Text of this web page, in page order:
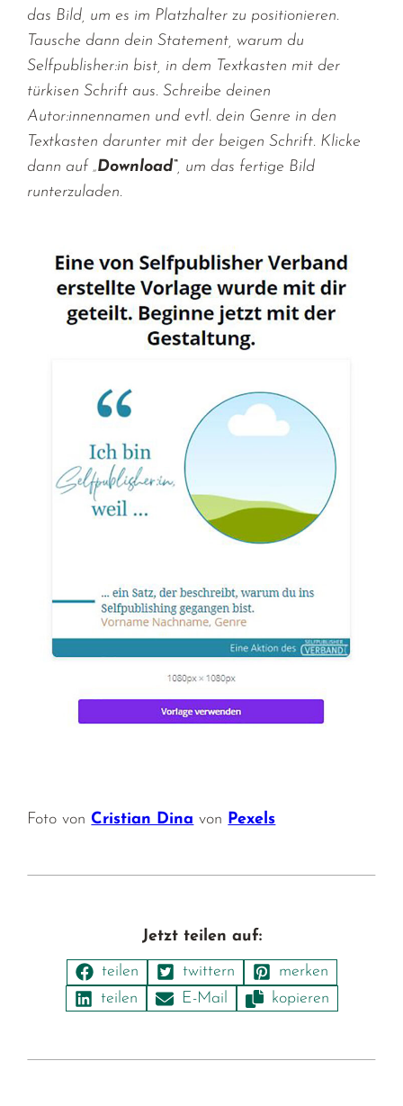
das Bild, um es im Platzhalter zu positionieren.
Tausche dann dein Statement, warum du
Selfpublisher:in bist, in dem Textkasten mit der
türkisen Schrift aus. Schreibe deinen
Autor:innennamen und evtl. dein Genre in den
Textkasten darunter mit der beigen Schrift. Klicke
dann auf „Download“, um das fertige Bild
runterzuladen.
Foto von Cristian Dina von Pexels
Jetzt teilen auf: